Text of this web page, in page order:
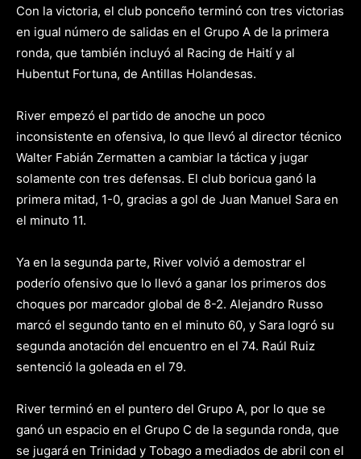
Con la victoria, el club ponceño terminó con tres victorias
en igual número de salidas en el Grupo A de la primera
ronda, que también incluyó al Racing de Haití y al
Hubentut Fortuna, de Antillas Holandesas.
River empezó el partido de anoche un poco
inconsistente en ofensiva, lo que llevó al director técnico
Walter Fabián Zermatten a cambiar la táctica y jugar
solamente con tres defensas. El club boricua ganó la
primera mitad, 1-0, gracias a gol de Juan Manuel Sara en
el minuto 11.
Ya en la segunda parte, River volvió a demostrar el
poderío ofensivo que lo llevó a ganar los primeros dos
choques por marcador global de 8-2. Alejandro Russo
marcó el segundo tanto en el minuto 60, y Sara logró su
segunda anotación del encuentro en el 74. Raúl Ruiz
sentenció la goleada en el 79.
River terminó en el puntero del Grupo A, por lo que se
ganó un espacio en el Grupo C de la segunda ronda, que
se jugará en Trinidad y Tobago a mediados de abril con el